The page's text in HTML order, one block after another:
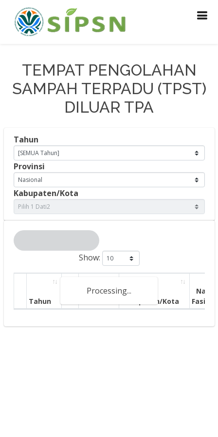
TEMPAT PENGOLAHAN
SAMPAH TERPADU (TPST)
DILUAR TPA
Tahun
Provinsi
Kabupaten/Kota
Show:
Tahun Kabupaten/Kota
Nama
Processing...